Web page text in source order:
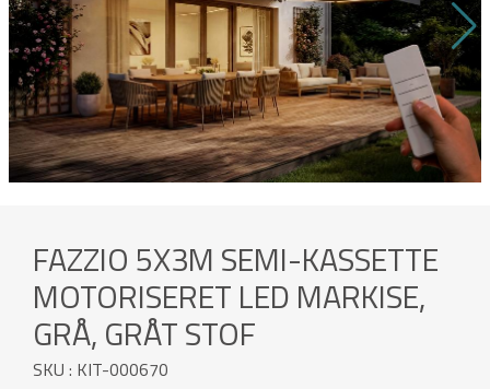
FAZZIO 5X3M SEMI-KASSETTE
MOTORISERET LED MARKISE,
GRÅ, GRÅT STOF
SKU : KIT-000670